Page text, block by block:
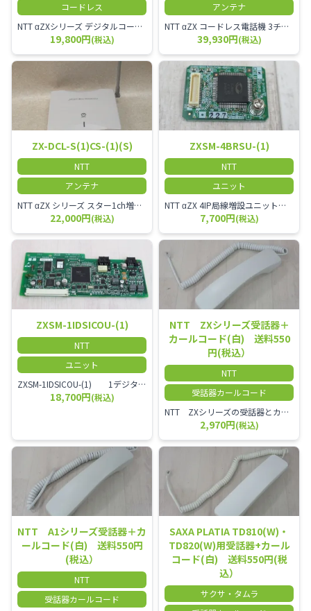
コードレス
NTT αZXシリーズ デジタルコードレス電話機（黒） 倉庫や工場など、オフィスから離れて仕事をする方に適しています。 コードレス単体では使用できないので、別途、専用の主装置及びアンテナが必要です。
19,800円(税込)
アンテナ
NTT αZX コードレス電話機 3チャンネル用 接続装置 マスター デジタルコードレス（ZX-DCL-PS等）の専用管理用アンテナです。
39,930円(税込)
ZX-DCL-S(1)CS-(1)(S)
NTT
アンテナ
NTT αZX シリーズ スター1ch増設接続装置 コードレス接続用アンテナ ZX-DCL-S1CS-1M ZX-DCL-PS等と組み合わせて使用します。 ZX-DCL-PSを複数台接続できますが同時に通話できるのは１台のみです。
22,000円(税込)
ZXSM-4BRSU-(1)
NTT
ユニット
NTT αZX 4IP局線増設ユニット ひかり電話オフィスタイプで4ch以上にしたい場合必要となるユニットです。
7,700円(税込)
ZXSM-1IDSICOU-(1)
NTT
ユニット
ZXSM-1IDSICOU-(1) 1デジタル局線ユニット
18,700円(税込)
NTT ZXシリーズ受話器＋
カールコード(白) 送料550
円(税込）
NTT
受話器カールコード
NTT ZXシリーズの受話器とカールコードセット／本商品は中古品となります。 写真では分かりにくいキズ・汚れなどの使用感があります。 経年変化で日焼けの色味が強くなる場合がございます。 予めご理解・ご了承頂きますようお願いいたします。
2,970円(税込)
NTT A1シリーズ受話器＋カ
ールコード(白) 送料550円
(税込）
NTT
受話器カールコード
SAXA PLATIA TD810(W)・
TD820(W)用受話器+カール
コード(白) 送料550円(税
込）
サクサ・タムラ